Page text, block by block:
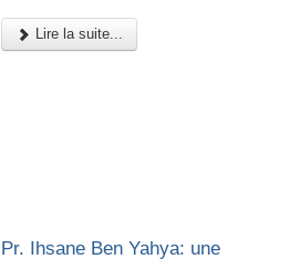
Lire la suite...
Pr. Ihsane Ben Yahya: une